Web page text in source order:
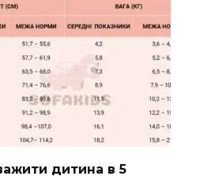
дитина в 5